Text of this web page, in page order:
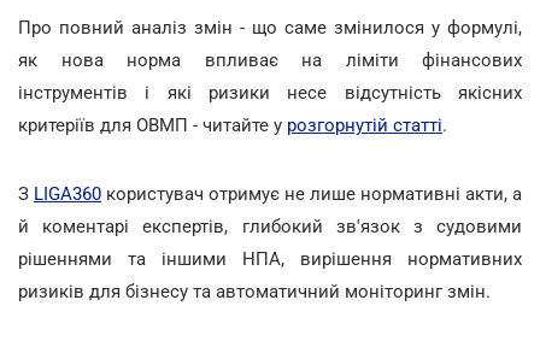
Про повний аналіз змін - що саме змінилося у формулі,
як нова норма впливає на ліміти фінансових
інструментів і які ризики несе відсутність якісних
критеріїв для ОВМП - читайте у розгорнутій статті.
З LIGA360 користувач отримує не лише нормативні акти, а
й коментарі експертів, глибокий зв'язок з судовими
рішеннями та іншими НПА, вирішення нормативних
ризиків для бізнесу та автоматичний моніторинг змін.